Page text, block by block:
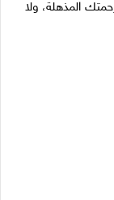
المذهلة، ولا